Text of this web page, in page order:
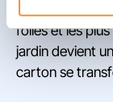
C’est dans cet
folles et les
jardin devient
carton se